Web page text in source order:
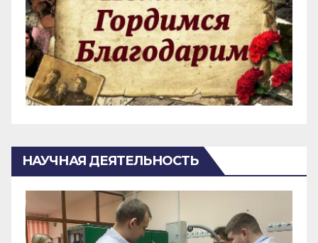
НАУЧНАЯ ДЕЯТЕЛЬНОСТЬ